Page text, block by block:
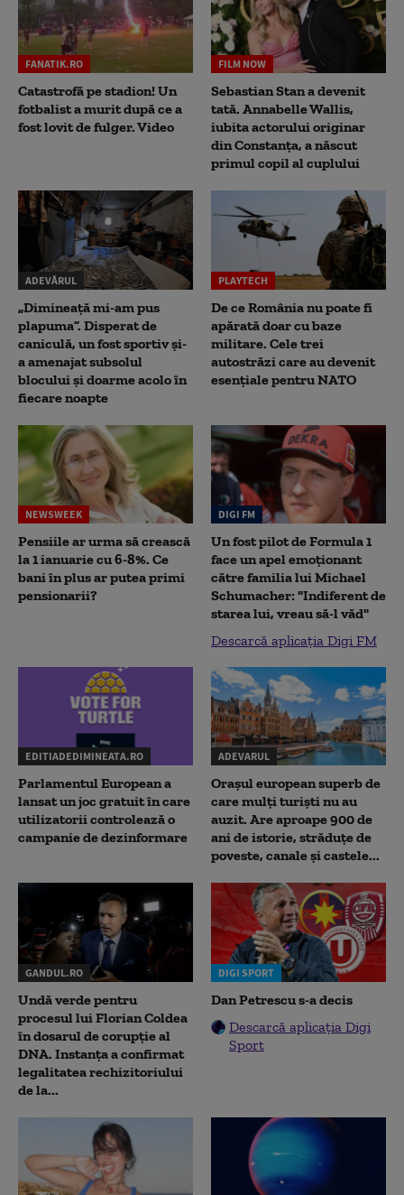
FANATIK.RO
Catastrofă pe stadion! Un
fotbalist a murit după ce a
fost lovit de fulger. Video
FILM NOW
Sebastian Stan a devenit
tată. Annabelle Wallis,
iubita actorului originar
din Constanța, a născut
primul copil al cuplului
ADEVĂRUL
„Dimineață mi-am pus
plapuma”. Disperat de
caniculă, un fost sportiv și-
a amenajat subsolul
blocului și doarme acolo în
fiecare noapte
PLAYTECH
De ce România nu poate fi
apărată doar cu baze
militare. Cele trei
autostrăzi care au devenit
esențiale pentru NATO
NEWSWEEK
Pensiile ar urma să crească
la 1 ianuarie cu 6-8%. Ce
bani în plus ar putea primi
pensionarii?
DIGI FM
Un fost pilot de Formula 1
face un apel emoționant
către familia lui Michael
Schumacher: "Indiferent de
starea lui, vreau să-l văd"
Descarcă aplicația Digi FM
EDITIADEDIMINEATA.RO
Parlamentul European a
lansat un joc gratuit în care
utilizatorii controlează o
campanie de dezinformare
ADEVARUL
Orașul european superb de
care mulți turiști nu au
auzit. Are aproape 900 de
ani de istorie, străduțe de
poveste, canale și castele...
GANDUL.RO
Undă verde pentru
procesul lui Florian Coldea
în dosarul de corupție al
DNA. Instanța a confirmat
legalitatea rechizitoriului
de la...
DIGI SPORT
Dan Petrescu s-a decis
Descarcă aplicația Digi
Sport